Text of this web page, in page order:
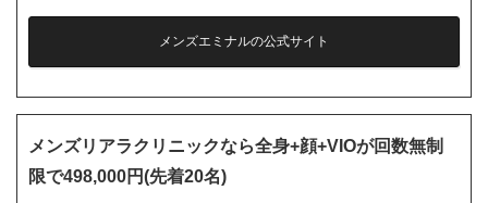
メンズエミナルの公式サイト
メンズリアラクリニックなら全身+顔+VIOが回数無制
限で498,000円(先着20名)